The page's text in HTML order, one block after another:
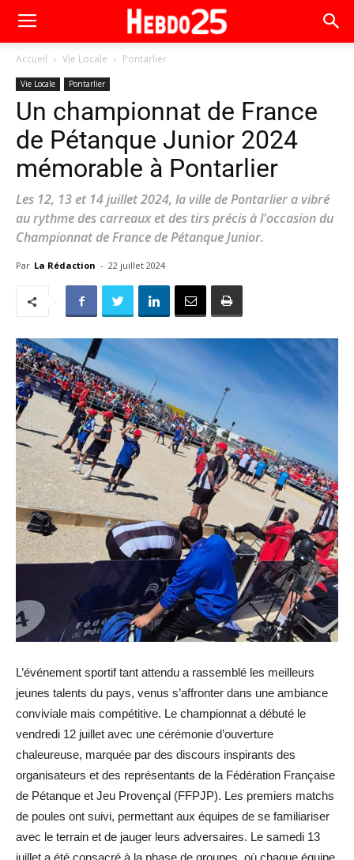
Accueil Vie Locale Pontarlier
Vie Locale Pontarlier
Un championnat de France
de Pétanque Junior 2024
mémorable à Pontarlier
Les 12, 13 et 14 juillet 2024, la ville de Pontarlier a vibré
au rythme des carreaux et des tirs précis à l'occasion du
Championnat de France de Pétanque Junior.
Par La Rédaction - 22 juillet 2024
L’événement sportif tant attendu a rassemblé les meilleurs
jeunes talents du pays, venus s’affronter dans une ambiance
conviviale mais compétitive. Le championnat a débuté le
vendredi 12 juillet avec une cérémonie d’ouverture
chaleureuse, marquée par des discours inspirants des
organisateurs et des représentants de la Fédération Française
de Pétanque et Jeu Provençal (FFPJP). Les premiers matchs
de poules ont suivi, permettant aux équipes de se familiariser
avec le terrain et de jauger leurs adversaires. Le samedi 13
juillet a été consacré à la phase de groupes, où chaque équipe